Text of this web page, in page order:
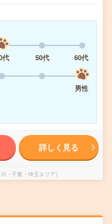
代 50代
60代
男性
詳しく見る
・千葉・埼玉エリア）